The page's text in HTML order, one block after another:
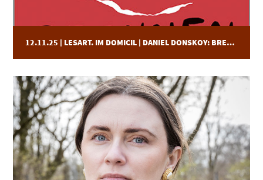
12.11.25 | LESART. IM DOMICIL | DANIEL DONSKOY: BRENNEN